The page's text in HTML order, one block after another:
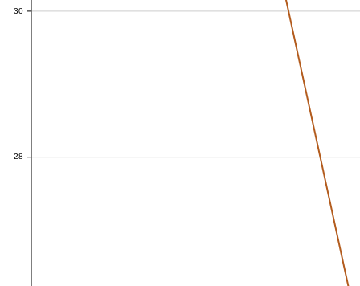
30
28
30
28